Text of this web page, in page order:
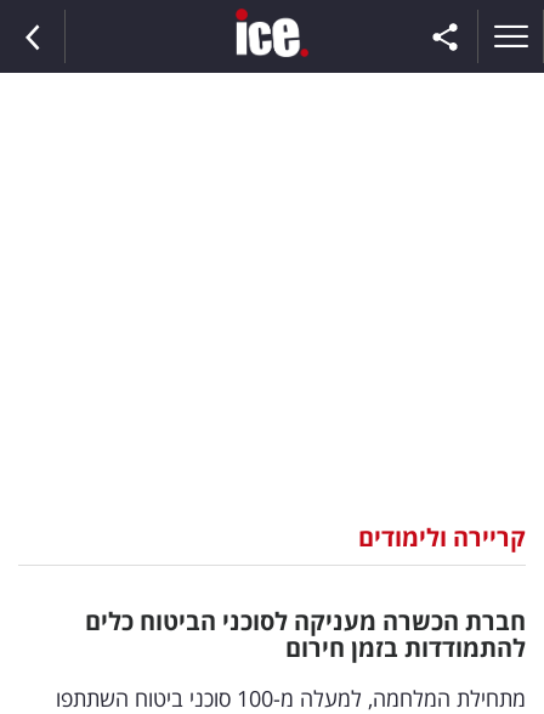
וצרכנות
דיגיטל
וטק
קריירה ולימודים
חברת הכשרה מעניקה לסוכני הביטוח כלים
להתמודדות בזמן חירום
מתחילת המלחמה, למעלה מ-100 סוכני ביטוח השתתפו